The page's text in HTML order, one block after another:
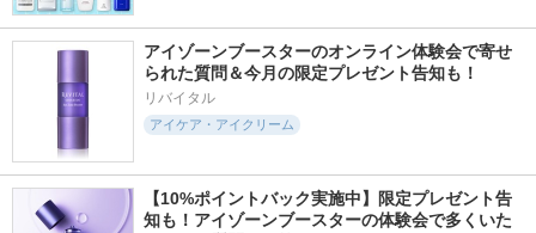
薬用 美白美容液
（医薬部外品）メラ
HAKU
5.5
5933件
ディオール カプチ
ュール ル セラム
5.6
17370件
アイゾーンブースターのオンライン体験会で寄せ
られた質問＆今月の限定プレゼント告知も！
リバイタル
アイケア・アイクリーム
【10%ポイントバック実施中】限定プレゼント告
知も！アイゾーンブースターの体験会で多くいた